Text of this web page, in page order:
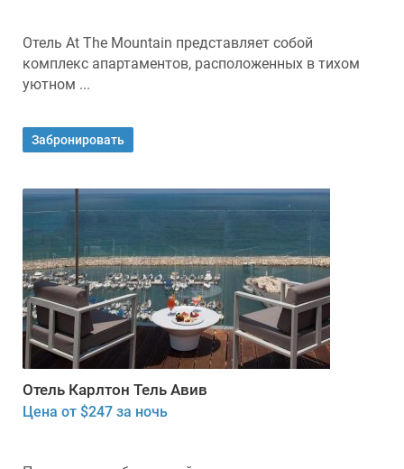
Отель At The Mountain представляет собой
комплекс апартаментов, расположенных в тихом
уютном ...
Забронировать
Отель Карлтон Тель Авив
Цена от $247 за ночь